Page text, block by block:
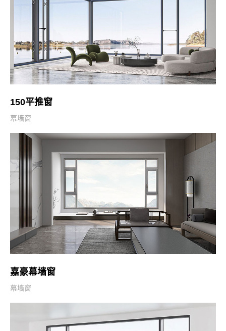
150平推窗
幕墙窗
嘉豪幕墙窗
幕墙窗